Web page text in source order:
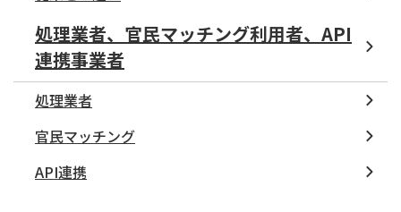
処理業者、官民マッチング利用者、API
連携事業者
処理業者
官民マッチング
API連携